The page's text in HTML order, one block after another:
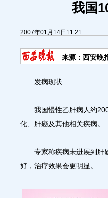
我国
2007年01月14日11:21
来源：西安晚
发病现状
我国慢性乙肝病人约
化、肝癌及其他相关疾病
专家称疾病未进展到肝硬
好，治疗效果会更明显。